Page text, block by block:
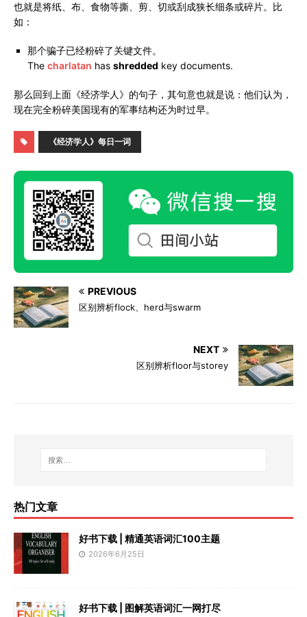
也就是将纸、布、食物等撕、剪、切或刮成狭长细条或碎片。比
如：
那个骗子已经粉碎了关键文件。
The charlatan has shredded key documents.
那么回到上面《经济学人》的句子，其句意也就是说：他们认为，
现在完全粉碎美国现有的军事结构还为时过早。
《经济学人》每日一词
PREVIOUS
区别辨析flock、herd与swarm
NEXT
区别辨析floor与storey
热门文章
好书下载 | 精通英语词汇100主题
2026年6月25日
好书下载 | 图解英语词汇一网打尽